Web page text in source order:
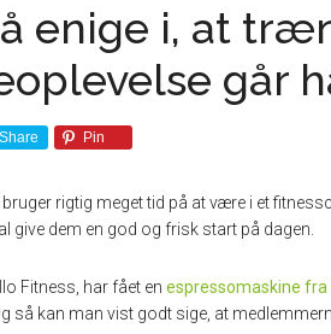
enige i, at
går
Share Pin
rigtig meget tid på at være i et
give dem en god og frisk start på dagen.
Fitness, har fået en espressomaskine fra
så kan man vist godt sige, at